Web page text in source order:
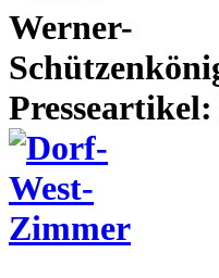
Presseartikel: